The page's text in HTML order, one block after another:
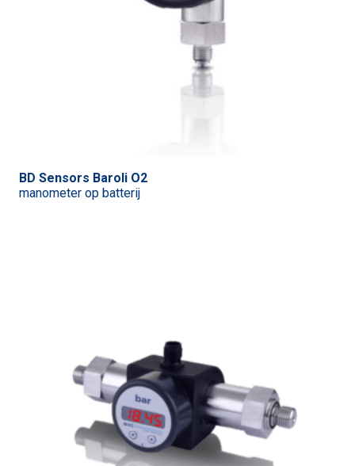
BD Sensors Baroli O2
manometer op batterij